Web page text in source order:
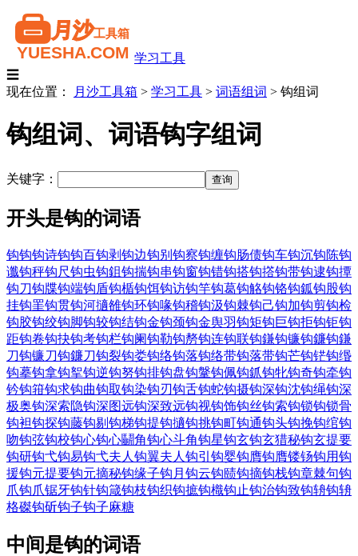
学习工具
☰
现在位置：
月沙工具箱 > 学习工具 > 词语组词 > 钩组词
钩组词、词语钩字组词
关键字：
开头是钩的词语
钩钩钩诗钩钩百钩剥钩边钩别 钩察钩缠钩肠债钩车钩沉钩陈钩
谶钩秤钩尺钩虫钩鉏钩揣钩串钩窗钩错钩搭钩撘钩带钩逮钩撢
钩刀钩牒钩端钩盾钩楯钩饵钩访钩竿钩葛钩觡钩铬钩鈲钩股钩
挂钩罣钩贯钩河擿雒钩环钩喙钩稽钩汲钩棘钩己钩加钩剪钩检
钩胶钩绞钩脚钩较钩结钩金钩颈钩金舆羽钩矩钩巨钩拒钩钜钩
距钩卷钩抉钩考钩栏钩阑钩勒钩剺钩连钩联钩鎌钩镰钩鐮钩鎌
刀钩镰刀钩鐮刀钩裂钩娄钩络钩落钩络带钩落带钩芒钩铓钩缗
钩摹钩拿钩挐钩逆钩努钩排钩盘钩鞶钩佩钩釽钩牝钩奇钩牵钩
钤钩箝钩求钩曲钩取钩染钩刃钩舌钩蛇钩摄钩深钩沈钩绳钩深
极奥钩深索隐钩深图远钩深致远钩视钩饰钩丝钩索钩锁钩锁骨
钩袒钩探钩藤钩剔钩梯钩提钩擿钩挑钩町钩通钩头钩挽钩绾钩
吻钩弦钩校钩心钩心鬭角钩心斗角钩星钩玄钩玄猎秘钩玄提要
钩研钩弋钩易钩弋夫人 钩翼夫人 钩引 钩婴钩膺钩膺镂钖钩用钩
援钩元提要钩元摘秘钩缘子钩月 钩云钩赜钩摘钩栈钩章棘句钩
爪钩爪锯牙钩针钩箴钩枝钩织钩摭钩樴钩止钩治钩致钩辀钩辀
格磔钩斫钩子钩子麻糖
中间是钩的词语